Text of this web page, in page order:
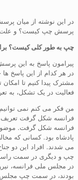
در این نوشته از میان
پرسش چپ کیست؟ و علت
چپ به طور کلی کیست؟
پیرامون پاسخ به این
در هر کدام از این پاسخ
مشترک پیدا کنیم تا
فعالیت در یک تشکل، به
من فکر می کنم نمی
فرانسه شکل گرفت
فرانسه شکل گرفت.
پادشاه بود. کسانی که
می شدند. افراد این دو
چپ و دیگری در سمت
در مجلس ملی فرانسه،
بودند، در سمت چپ